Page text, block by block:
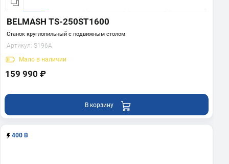
BELMASH TS-250ST1600
Станок круглопильный с подвижным столом
Артикул: S196A
Мало в наличии
159 990 ₽
В корзину
400 В